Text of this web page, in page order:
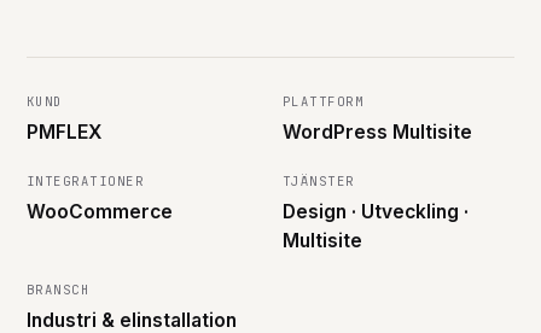
Tjänster +
Knowledge Hub
KUND
PMFLEX
PLATTFORM
WordPress Multisite
INTEGRATIONER
WooCommerce
TJÄNSTER
Design · Utveckling ·
Multisite
BRANSCH
Industri & elinstallation